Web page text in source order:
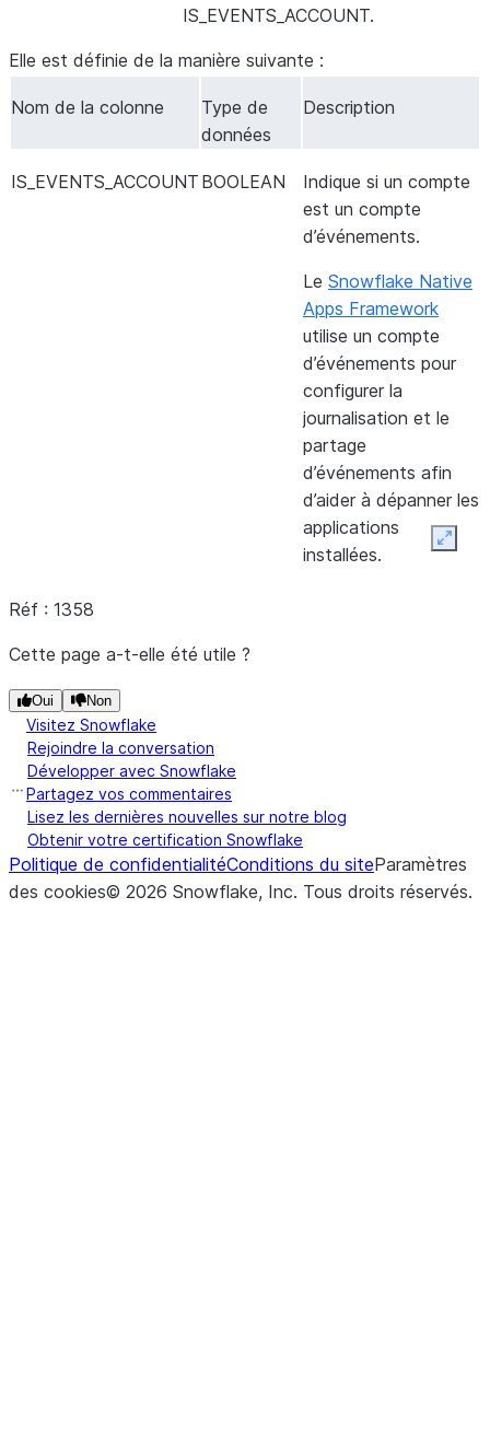
IS_EVENTS_ACCOUNT.
Elle est définie de la manière suivante :
Nom de la colonne
Type de
données
Description
IS_EVENTS_ACCOUNT BOOLEAN
Indique si un compte
est un compte
d’événements.
Le Snowflake Native
Apps Framework
utilise un compte
d’événements pour
configurer la
journalisation et le
partage
d’événements afin
d’aider à dépanner les
applications
installées.
Réf : 1358
Cette page a-t-elle été utile ?
Oui Non
Visitez Snowflake
Rejoindre la conversation
Développer avec Snowflake
Partagez vos commentaires
Lisez les dernières nouvelles sur notre blog
Obtenir votre certification Snowflake
Politique de confidentialitéConditions du siteParamètres
des cookies© 2026 Snowflake, Inc. Tous droits réservés.